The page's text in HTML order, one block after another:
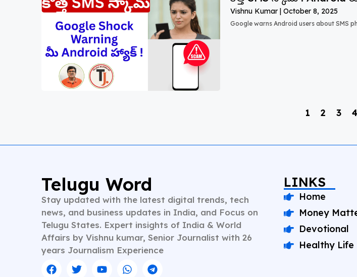
Vishnu Kumar October 8, 2025
Google warns Android users about SMS
1 2 3 4
Telugu Word
Stay updated with the latest digital trends, tech
news, and business updates in India, and Focus on
Telugu States. Expert insights of India & World
Affairs by Vishnu kumar, Senior Journalist with 26
years Journalism Experience
LINKS
Home
Money
Devotional
Healthy Life